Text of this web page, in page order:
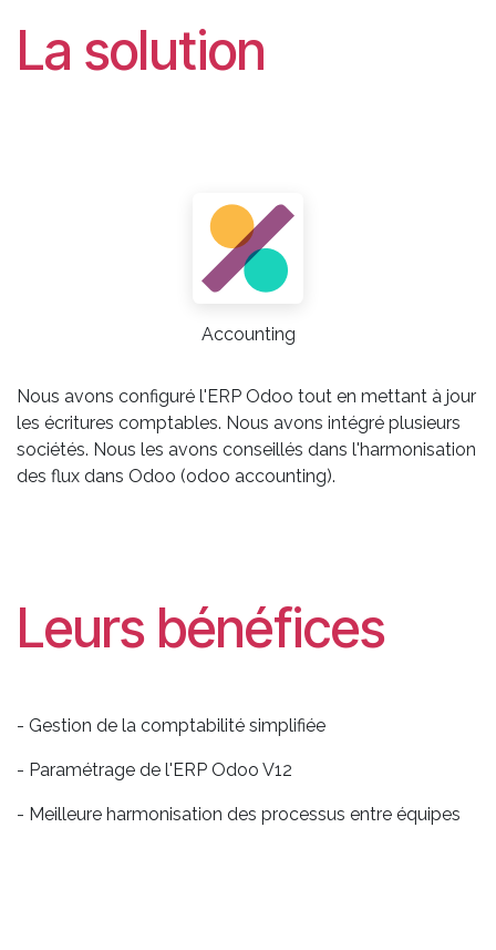
La solution
Accounting
Nous avons configuré l'ERP Odoo tout en mettant à jour
les écritures comptables. Nous avons intégré plusieurs
sociétés. Nous les avons conseillés dans l'harmonisation
des flux dans Odoo (odoo accounting).
Leurs bénéfices
- Gestion de la comptabilité simplifiée
- Paramétrage de l'ERP Odoo V12
- Meilleure harmonisation des processus entre équipes